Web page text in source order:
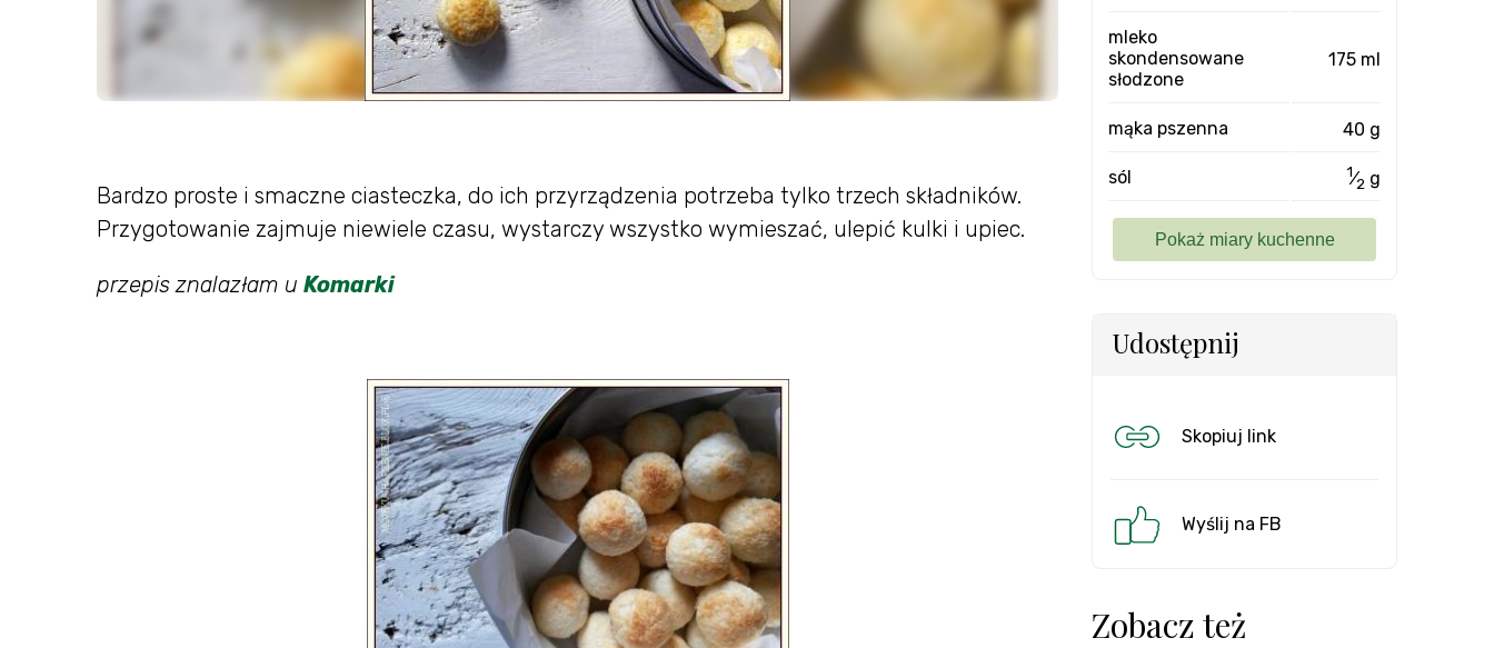
Bardzo proste i smaczne ciasteczka, do ich przyrządzenia potrzeba tylko trzech składników.
Przygotowanie zajmuje niewiele czasu, wystarczy wszystko wymieszać, ulepić kulki i upiec.
przepis znalazłam u Komarki
mleko
skondensowane
słodzone
175 ml
mąka pszenna 40 g
sól 1⁄2 g
Udostępnij
Skopiuj link
Wyślij na FB
Zobacz też